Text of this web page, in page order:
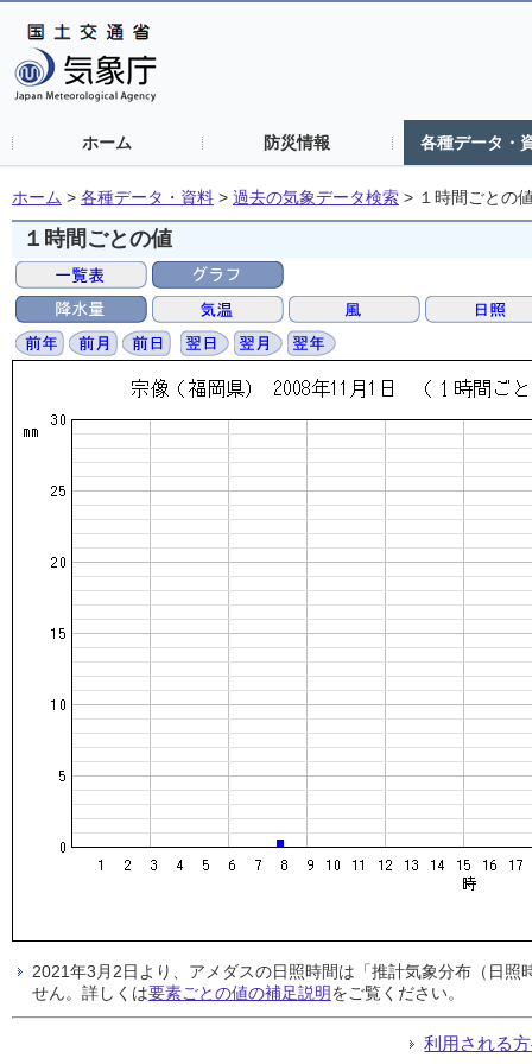
ホーム 防災情報 各種データ・
ホーム > 各種データ・資料 > 過去の気象データ検索 > １時間ごとの
１時間ごとの値
2021年3月2日より、アメダスの日照時間は「推計気象分布（日
せん。詳しくは要素ごとの値の補足説明をご覧ください。
利用される